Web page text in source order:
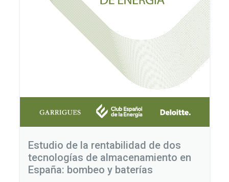
Estudio de la rentabilidad de dos
tecnologías de almacenamiento en
España: bombeo y baterías